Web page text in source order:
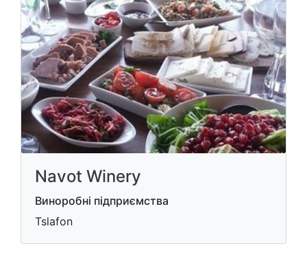
Navot Winery
Виноробні підприємства
Tslafon